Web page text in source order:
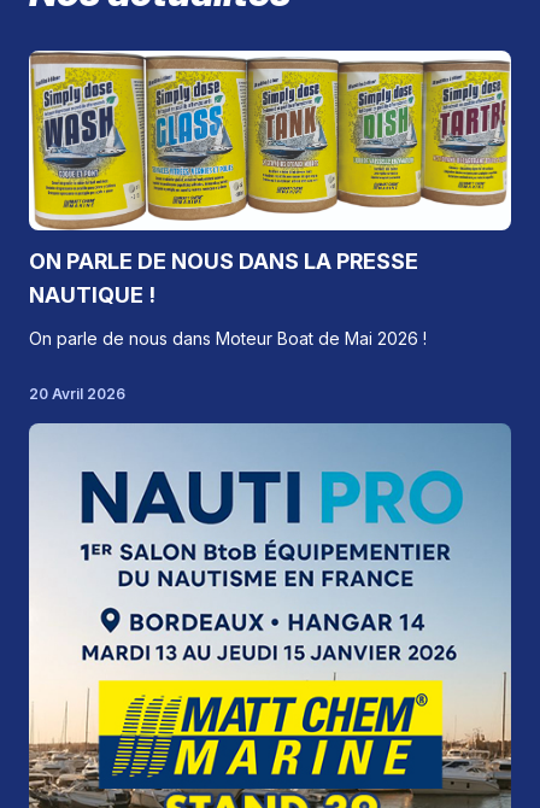
ON PARLE DE NOUS DANS LA PRESSE
NAUTIQUE !
On parle de nous dans Moteur Boat de Mai 2026 !
20 Avril 2026